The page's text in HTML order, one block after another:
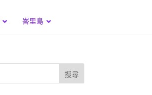
峇里島